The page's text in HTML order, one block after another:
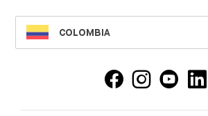
SELECT
LANGUAGE
COLOMBIA